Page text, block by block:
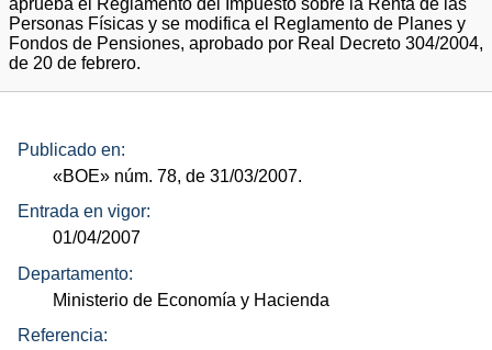
aprueba el Reglamento del Impuesto sobre la Renta de las
Personas Físicas y se modifica el Reglamento de Planes y
Fondos de Pensiones, aprobado por Real Decreto 304/2004,
de 20 de febrero.
Publicado en:
«BOE» núm. 78, de 31/03/2007.
Entrada en vigor:
01/04/2007
Departamento:
Ministerio de Economía y Hacienda
Referencia: